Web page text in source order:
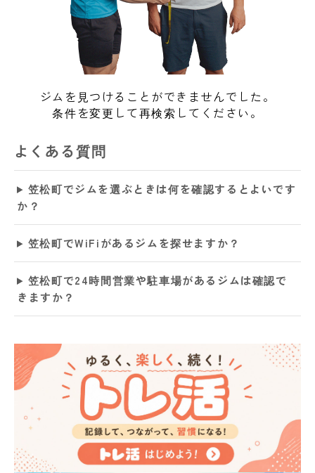
ジムを見つけることができませんでした。
条件を変更して再検索してください。
よくある質問
笠松町でジムを選ぶときは何を確認するとよいです
か？
笠松町でWiFiがあるジムを探せますか？
笠松町で24時間営業や駐車場があるジムは確認で
きますか？